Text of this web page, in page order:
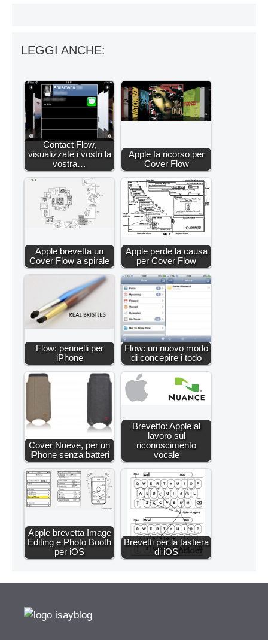
LEGGI ANCHE:
Contact Flow,
visualizzate i vostri la
vostra…
Apple fa ricorso per
Cover Flow
Apple brevetta un
Cover Flow a spirale
Apple perde la causa
per Cover Flow
Flow: pennelli per
iPhone
Flow: un nuovo modo
di concepire i todo
Cover Nueve, per un
iPhone senza batteri
Brevetto: Apple al
lavoro sul
riconoscimento
vocale
Apple brevetta Image
Editing e Photo Booth
per iOS
Brevetti per la tastiera
di iOS